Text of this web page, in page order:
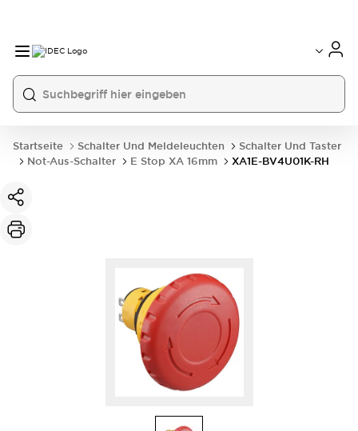
Startseite Schalter Und Meldeleuchten
Schalter Und Taster
Not-Aus-Schalter
E Stop XA 16mm XA1E-BV4U01K-RH